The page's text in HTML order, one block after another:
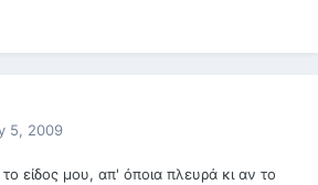
5, 2009
είδος μου, απ' όποια πλευρά κι αν το